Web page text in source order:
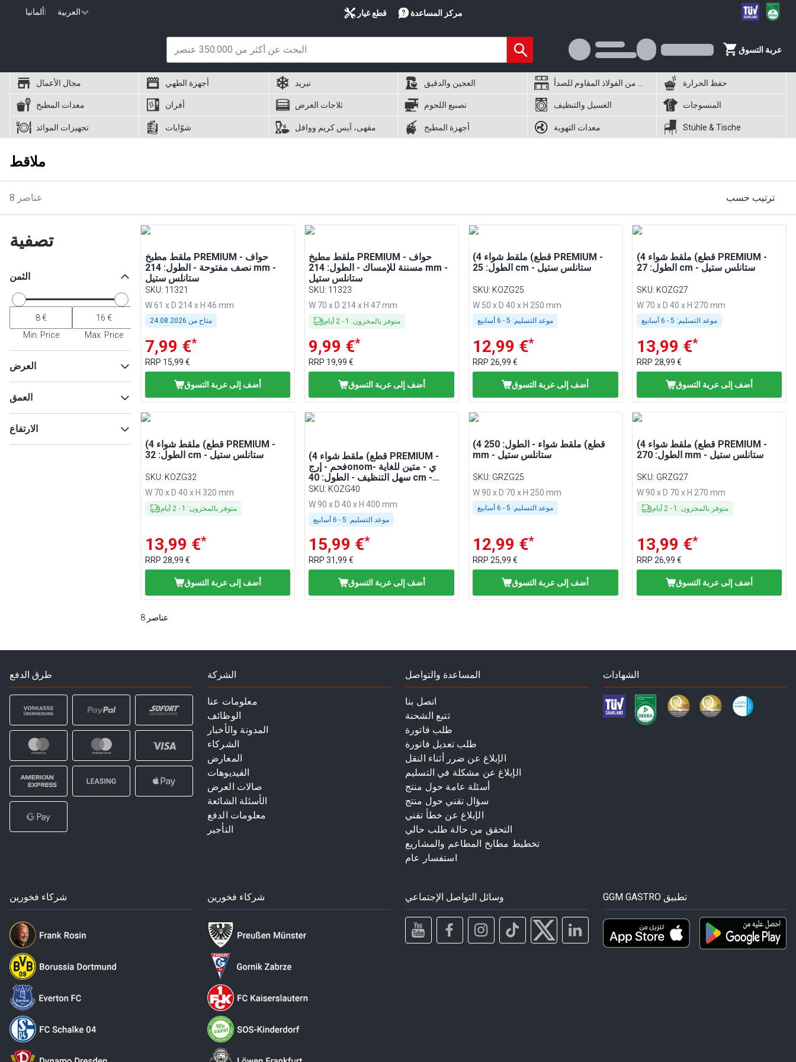
ألمانيا العربية قطع غيار مركز المساعدة
عربة التسوق
مجال الأعمال أجهزة الطهي تبريد العجين والدقيق حفظ الحرارة
معدات المطبخ أفران ثلاجات العرض تصنيع اللحوم الغسيل والتنظيف المنسوجات
تجهيزات الموائد شوّايات مقهى، آيس كريم ووافل أجهزة المطبخ معدات التهوية Stühle & Tische
ملاقط
8 عناصر ترتيب حسب
تصفية
الثمن
Min. Price Max. Price
العرض
Min
العمق
الارتفاع
ملقط مطبخ PREMIUM - حواف
نصف مفتوحة - الطول: 214 mm -
ستانلس ستيل
SKU: 11321
W 61 x D 214 x H 46 mm
متاح من 24.08.2026
7,99 €*
RRP 15,99 €
أضف إلى عربة التسوق
ملقط مطبخ PREMIUM - حواف
مسننة للإمساك - الطول: 214 mm -
ستانلس ستيل
SKU: 11323
W 70 x D 214 x H 47 mm
متوفر بالمخزون:
1
-
2 أيام
9,99 €*
RRP 19,99 €
أضف إلى عربة التسوق
(4 قطع) ملقط شواء PREMIUM -
الطول: 25 cm - ستانلس ستيل
SKU: KOZG25
W 50 x D 40 x H 250 mm
موعد التسليم:
12,99 €*
RRP26,99 €
أضف إلى عربة التسوق
(4 قطع) ملقط شواء PREMIUM -
الطول: 27 cm - ستانلس ستيل
SKU: KOZG27
W 70 x D 40 x H 270 mm
موعد التسليم:
13,99 €*
RRP 28,99 €
أضف إلى عربة التسوق
(4 قطع) ملقط شواء PREMIUM -
الطول: 32 cm - ستانلس ستيل
SKU: KOZG32
W 70 x D 40 x H 320 mm
متوفر بالمخزون:
1
-
2 أيام
13,99 €*
RRP 28,99 €
أضف إلى عربة التسوق
(4 قطع) ملقط شواء PREMIUM -
فحم - إرجonomي - متين للغاية -
سهل التنظيف - الطول: 40 cm -
ستانلس ستيل
SKU: KOZG40
W 90 x D 40 x H 400 mm
موعد التسليم:
15,99 €*
RRP31,99 €
أضف إلى عربة التسوق
(4 قطع) ملقط شواء - الطول: 250
mm - ستانلس ستيل
SKU: GRZG25
W 90 x D 70 x H 250 mm
موعد التسليم:
12,99 €*
RRP25,99 €
أضف إلى عربة التسوق
(4 قطع) ملقط شواء PREMIUM -
الطول: 270 mm - ستانلس ستيل
SKU: GRZG27
W 90 x D 70 x H 270 mm
متوفر بالمخزون:
1
-
2 أيام
13,99 €*
RRP 26,99 €
أضف إلى عربة التسوق
8 عناصر
طرق الدفع الشركة
معلومات عنا
الوظائف
المدونة والأخبار
الشركاء
المعارض
الفيديوهات
صالات العرض
الأسئلة الشائعة
معلومات الدفع
التأجير
المساعدة والتواصل
اتصل بنا
تتبع الشحنة
طلب فاتورة
طلب تعديل فاتورة
الإبلاغ عن ضرر أثناء النقل
الإبلاغ عن مشكلة في التسليم
أسئلة عامة حول منتج
سؤال تقني حول منتج
الإبلاغ عن خطأ تقني
التحقق من حالة طلب حالي
تخطيط مطابخ المطاعم والمشاريع
استفسار عام
الشهادات
شركاء فخورين شركاء فخورين وسائل التواصل الإجتماعي GGM GASTRO تطبيق